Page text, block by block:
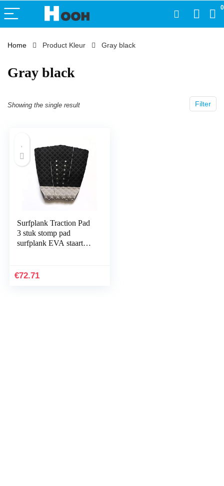
0
Home Product Kleur Gray black
Gray black
Filter
Showing the single result
Surfplank Traction Pad
3 stuk stomp pad
surfplank EVA staartpad
longboard, bordt…
€72.71